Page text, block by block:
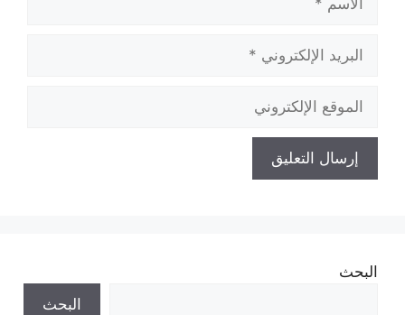
الإلكتروني
الإلكتروني
البحث
البحث